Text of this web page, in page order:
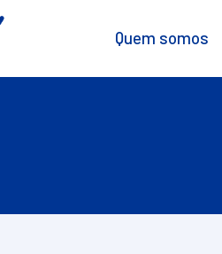
Quem somos